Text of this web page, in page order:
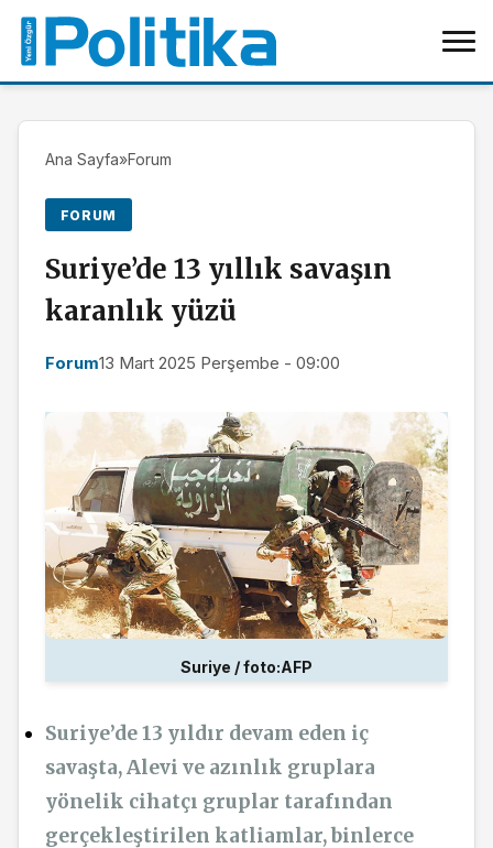
Ana Sayfa»Forum
FORUM
Suriye’de 13 yıllık savaşın
karanlık yüzü
Forum13 Mart 2025 Perşembe - 09:00
Suriye / foto:AFP
Suriye’de 13 yıldır devam eden iç
savaşta, Alevi ve azınlık gruplara
yönelik cihatçı gruplar tarafından
gerçekleştirilen katliamlar, binlerce